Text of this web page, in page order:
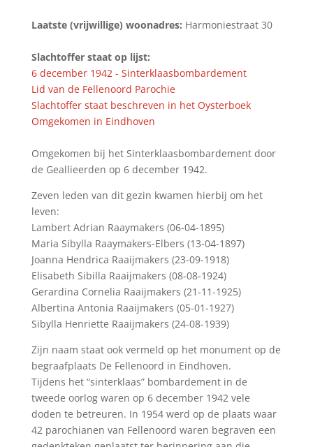
Laatste (vrijwillige) woonadres: Harmoniestraat 30
Slachtoffer staat op lijst:
6 december 1942 - Sinterklaasbombardement
Lid van de Fellenoord Parochie
Slachtoffer staat beschreven in het Oysterboek
Omgekomen in Eindhoven
Omgekomen bij het Sinterklaasbombardement door
de Geallieerden op 6 december 1942.
Zeven leden van dit gezin kwamen hierbij om het
leven:
Lambert Adrian Raaymakers (06-04-1895)
Maria Sibylla Raaymakers-Elbers (13-04-1897)
Joanna Hendrica Raaijmakers (23-09-1918)
Elisabeth Sibilla Raaijmakers (08-08-1924)
Gerardina Cornelia Raaijmakers (21-11-1925)
Albertina Antonia Raaijmakers (05-01-1927)
Sibylla Henriette Raaijmakers (24-08-1939)
Zijn naam staat ook vermeld op het monument op de
begraafplaats De Fellenoord in Eindhoven.
Tijdens het “sinterklaas” bombardement in de
tweede oorlog waren op 6 december 1942 vele
doden te betreuren. In 1954 werd op de plaats waar
42 parochianen van Fellenoord waren begraven een